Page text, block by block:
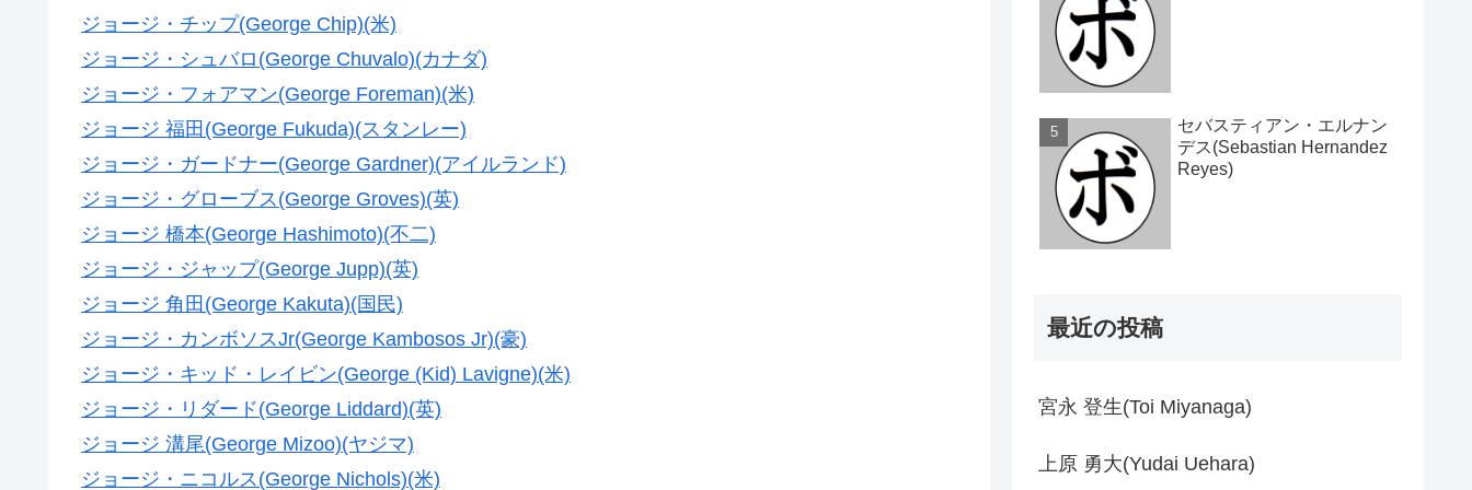
ジョージ・チップ(George Chip)(米)
ジョージ・シュバロ(George Chuvalo)(カナダ)
ジョージ・フォアマン(George Foreman)(米)
ジョージ 福田(George Fukuda)(スタンレー)
ジョージ・ガードナー(George Gardner)(アイルランド)
ジョージ・グローブス(George Groves)(英)
ジョージ 橋本(George Hashimoto)(不二)
ジョージ・ジャップ(George Jupp)(英)
ジョージ 角田(George Kakuta)(国民)
ジョージ・カンボソスJr(George Kambosos Jr)(豪)
ジョージ・キッド・レイビン(George (Kid) Lavigne)(米)
ジョージ・リダード(George Liddard)(英)
ジョージ 溝尾(George Mizoo)(ヤジマ)
ジョージ・ニコルス(George Nichols)(米)
セバスティアン・エルナン
デス(Sebastian Hernandez
Reyes)
最近の投稿
宮永 登生(Toi Miyanaga)
上原 勇大(Yudai Uehara)